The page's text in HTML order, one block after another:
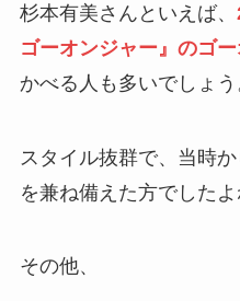
杉本有美さんといえば、
ゴーオンジャー』のゴ
かべる人も多いでしょう
スタイル抜群で、当時
を兼ね備えた方でしたよ
その他、